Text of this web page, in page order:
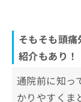
そもそも頭
紹介もあり！
通院前に知っ
かりやすくま